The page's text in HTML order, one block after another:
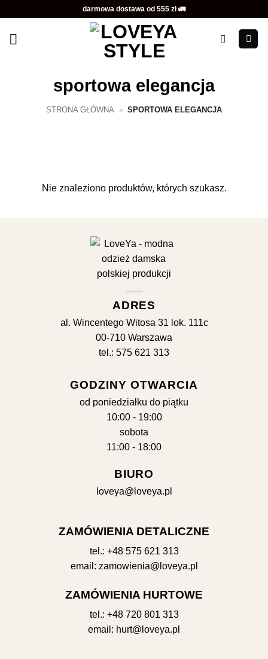
zawartości
darmowa dostawa od 555 zł 🚛
sportowa elegancja
STRONA GŁÓWNA » SPORTOWA ELEGANCJA
Nie znaleziono produktów, których szukasz.
ADRES
al. Wincentego Witosa 31 lok. 111c
00-710 Warszawa
tel.: 575 621 313
GODZINY OTWARCIA
od poniedziałku do piątku
10:00 - 19:00
sobota
11:00 - 18:00
BIURO
loveya@loveya.pl
ZAMÓWIENIA DETALICZNE
tel.: +48 575 621 313
email: zamowienia@loveya.pl
ZAMÓWIENIA HURTOWE
tel.: +48 720 801 313
email: hurt@loveya.pl